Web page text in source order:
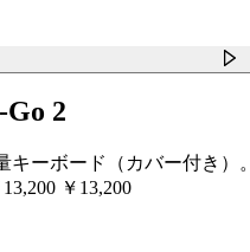
Go 2
キーボード（カバー付き）。
13,200 ￥13,200